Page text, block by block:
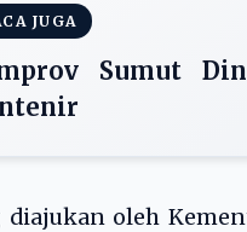
JUGA
Sumut
diajukan oleh